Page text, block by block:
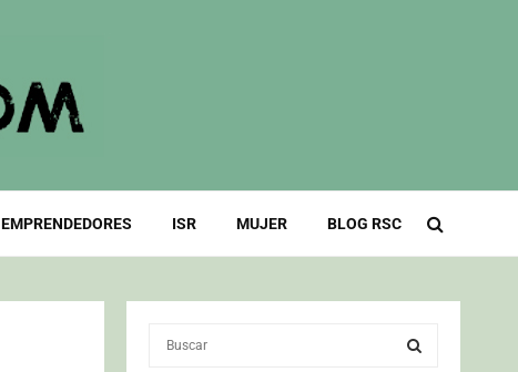
EMPRENDEDORES ISR MUJER BLOG RSC